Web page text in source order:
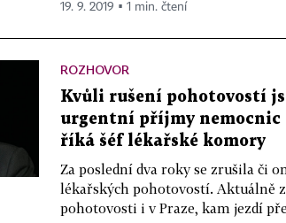
19. 9. 2019 ▪ 1 min. čtení
ROZHOVOR
Kvůli rušení pohotovostí
urgentní příjmy nemocnic
říká šéf lékařské komory
Za poslední dva roky se zrušila či
lékařských pohotovostí. Aktuálně
pohotovosti i v Praze, kam jezdí